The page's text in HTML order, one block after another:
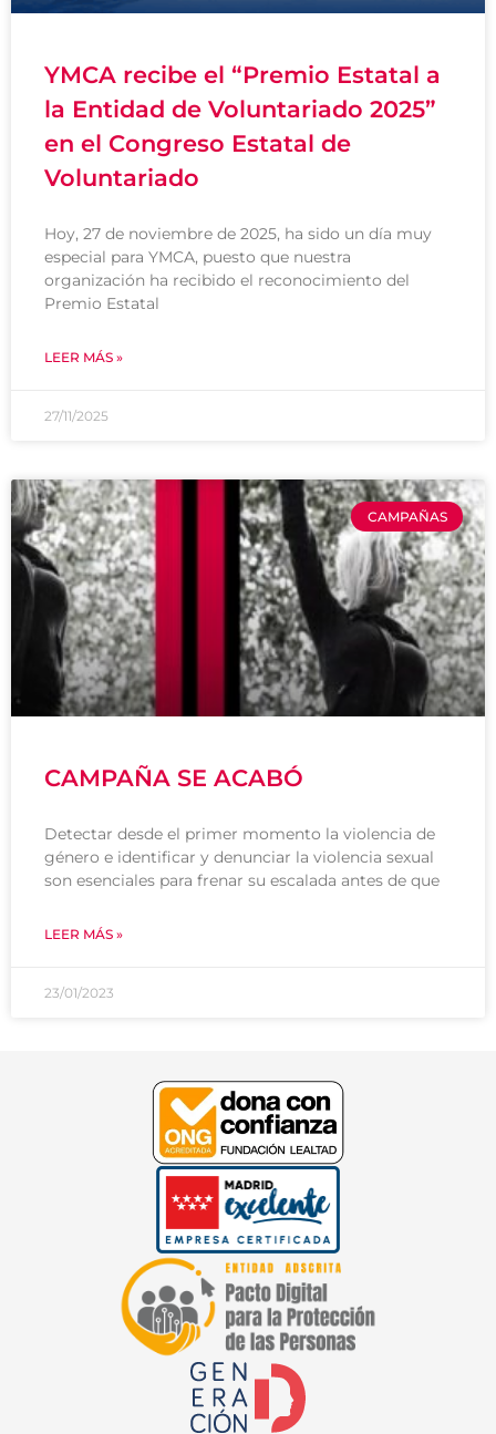
YMCA recibe el “Premio Estatal a
la Entidad de Voluntariado 2025”
en el Congreso Estatal de
Voluntariado
Hoy, 27 de noviembre de 2025, ha sido un día muy
especial para YMCA, puesto que nuestra
organización ha recibido el reconocimiento del
Premio Estatal
LEER MÁS »
27/11/2025
CAMPAÑAS
CAMPAÑA SE ACABÓ
Detectar desde el primer momento la violencia de
género e identificar y denunciar la violencia sexual
son esenciales para frenar su escalada antes de que
LEER MÁS »
23/01/2023